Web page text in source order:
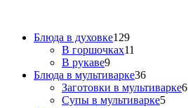
Блюда в духовке129
В горшочках11
В рукаве9
Блюда в мультиварке36
Заготовки в мультиварке6
Супы в мультиварке5